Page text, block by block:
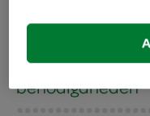
benodigdheden